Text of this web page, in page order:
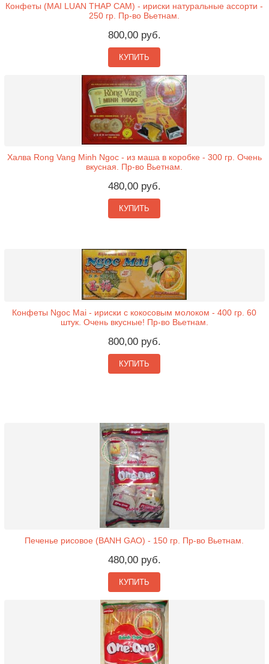
Конфеты (MAI LUAN THAP CAM) - ириски натуральные ассорти -
250 гр. Пр-во Вьетнам.
800,00 руб.
КУПИТЬ
Халва Rong Vang Minh Ngoc - из маша в коробке - 300 гр. Очень
вкусная. Пр-во Вьетнам.
480,00 руб.
КУПИТЬ
Конфеты Ngoc Mai - ириски с кокосовым молоком - 400 гр. 60
штук. Очень вкусные! Пр-во Вьетнам.
800,00 руб.
КУПИТЬ
Печенье рисовое (BANH GAO) - 150 гр. Пр-во Вьетнам.
480,00 руб.
КУПИТЬ